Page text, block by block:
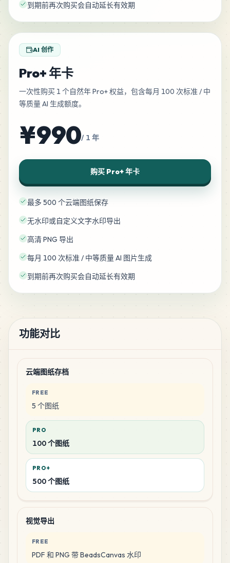
到期前再次购买会自动延长有效期
AI 创作
Pro+ 年卡
一次性购买 1 个自然年 Pro+ 权益，包含每月 100 次标准 / 中
等质量 AI 生成额度。
¥990/ 1 年
购买 Pro+ 年卡
最多 500 个云端图纸保存
无水印或自定义文字水印导出
高清 PNG 导出
每月 100 次标准 / 中等质量 AI 图片生成
到期前再次购买会自动延长有效期
功能对比
云端图纸存档
FREE
5 个图纸
PRO
100 个图纸
PRO+
500 个图纸
视觉导出
FREE
PDF 和 PNG 带 BeadsCanvas 水印